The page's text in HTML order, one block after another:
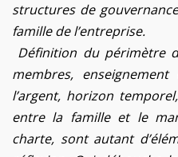
structures de
famille de l’entreprise.
Définition du périmètre
membres,
l’argent, horizon
entre la famille et le
charte, sont autant